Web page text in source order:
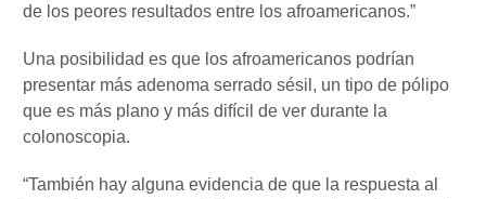
de los peores resultados entre los afroamericanos.”
Una posibilidad es que los afroamericanos podrían
presentar más adenoma serrado sésil, un tipo de pólipo
que es más plano y más difícil de ver durante la
colonoscopia.
“También hay alguna evidencia de que la respuesta al